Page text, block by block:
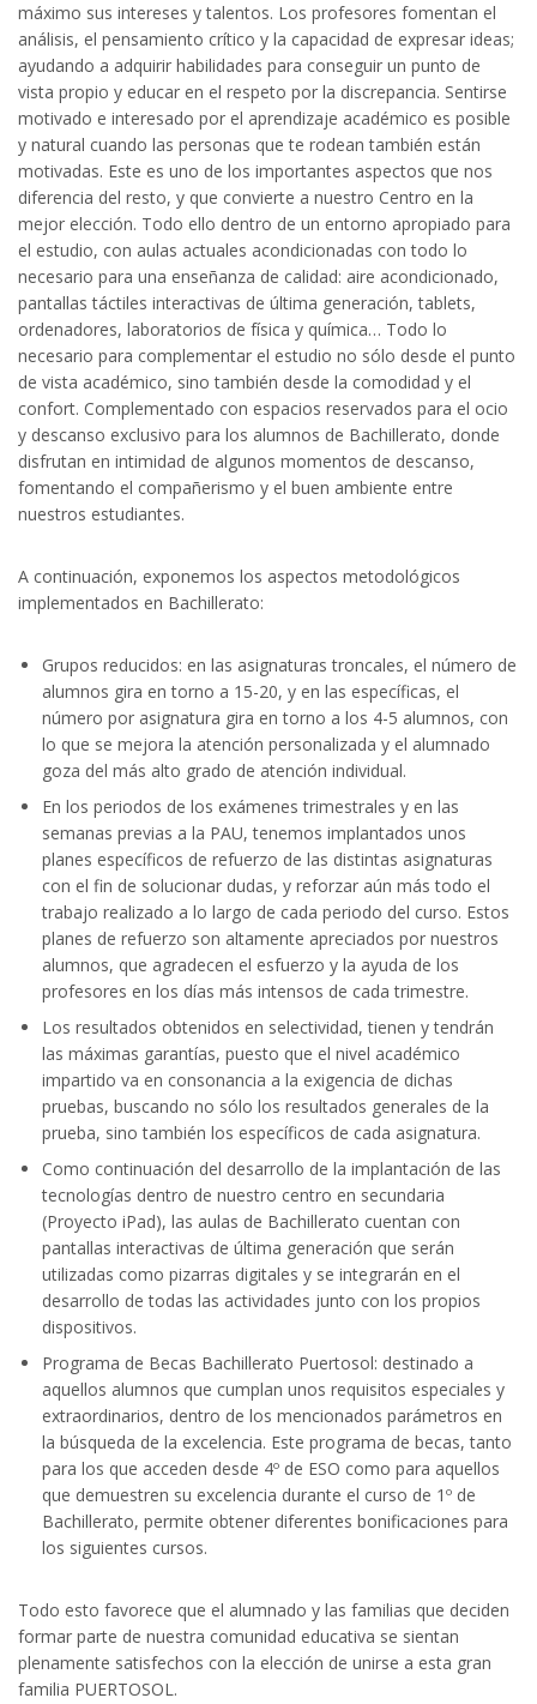
máximo sus intereses y talentos. Los profesores fomentan el
análisis, el pensamiento crítico y la capacidad de expresar ideas;
ayudando a adquirir habilidades para conseguir un punto de
vista propio y educar en el respeto por la discrepancia. Sentirse
motivado e interesado por el aprendizaje académico es posible
y natural cuando las personas que te rodean también están
motivadas. Este es uno de los importantes aspectos que nos
diferencia del resto, y que convierte a nuestro Centro en la
mejor elección. Todo ello dentro de un entorno apropiado para
el estudio, con aulas actuales acondicionadas con todo lo
necesario para una enseñanza de calidad: aire acondicionado,
pantallas táctiles interactivas de última generación, tablets,
ordenadores, laboratorios de física y química… Todo lo
necesario para complementar el estudio no sólo desde el punto
de vista académico, sino también desde la comodidad y el
confort. Complementado con espacios reservados para el ocio
y descanso exclusivo para los alumnos de Bachillerato, donde
disfrutan en intimidad de algunos momentos de descanso,
fomentando el compañerismo y el buen ambiente entre
nuestros estudiantes.
A continuación, exponemos los aspectos metodológicos
implementados en Bachillerato:
Grupos reducidos: en las asignaturas troncales, el número de
alumnos gira en torno a 15-20, y en las específicas, el
número por asignatura gira en torno a los 4-5 alumnos, con
lo que se mejora la atención personalizada y el alumnado
goza del más alto grado de atención individual.
En los periodos de los exámenes trimestrales y en las
semanas previas a la PAU, tenemos implantados unos
planes específicos de refuerzo de las distintas asignaturas
con el fin de solucionar dudas, y reforzar aún más todo el
trabajo realizado a lo largo de cada periodo del curso. Estos
planes de refuerzo son altamente apreciados por nuestros
alumnos, que agradecen el esfuerzo y la ayuda de los
profesores en los días más intensos de cada trimestre.
Los resultados obtenidos en selectividad, tienen y tendrán
las máximas garantías, puesto que el nivel académico
impartido va en consonancia a la exigencia de dichas
pruebas, buscando no sólo los resultados generales de la
prueba, sino también los específicos de cada asignatura.
Como continuación del desarrollo de la implantación de las
tecnologías dentro de nuestro centro en secundaria
(Proyecto iPad), las aulas de Bachillerato cuentan con
pantallas interactivas de última generación que serán
utilizadas como pizarras digitales y se integrarán en el
desarrollo de todas las actividades junto con los propios
dispositivos.
Programa de Becas Bachillerato Puertosol: destinado a
aquellos alumnos que cumplan unos requisitos especiales y
extraordinarios, dentro de los mencionados parámetros en
la búsqueda de la excelencia. Este programa de becas, tanto
para los que acceden desde 4º de ESO como para aquellos
que demuestren su excelencia durante el curso de 1º de
Bachillerato, permite obtener diferentes bonificaciones para
los siguientes cursos.
Todo esto favorece que el alumnado y las familias que deciden
formar parte de nuestra comunidad educativa se sientan
plenamente satisfechos con la elección de unirse a esta gran
familia PUERTOSOL.